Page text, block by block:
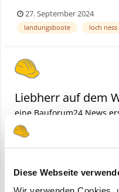
Diese Webseite
schottische Krandienstleister
1150-5.3 in Betrieb. Das
27. September 2024
landungsboote loch ness
Liebherr auf dem
eine Bauforum24 News